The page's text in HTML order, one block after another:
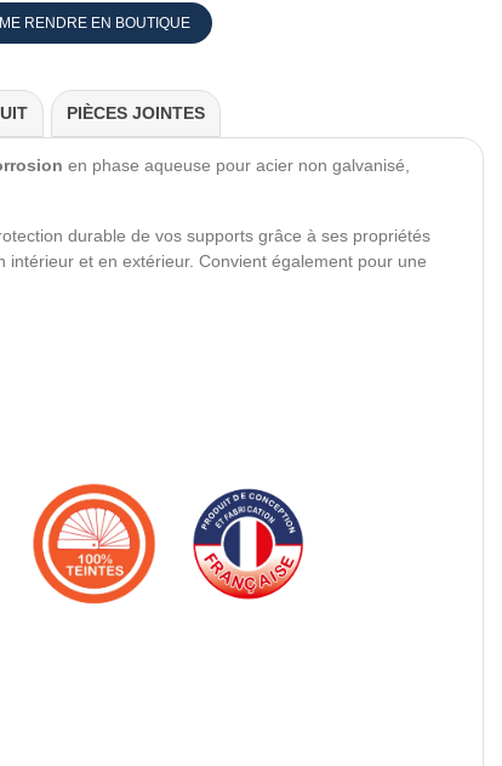
ME RENDRE EN BOUTIQUE
PIÈCES JOINTES
en phase aqueuse pour acier non galvanisé,
durable de vos supports grâce à ses propriétés
intérieur et en extérieur. Convient également pour une